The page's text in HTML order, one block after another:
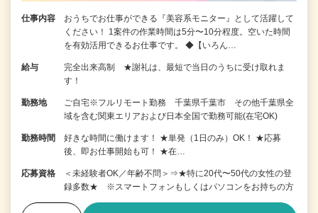
仕事内容
おうちでお仕事ができる『美容系モニター』として活躍して
ください！ 1案件の作業時間は5分〜10分程度。空いた時間
を有効活用できるお仕事です。 ◆【いろん…
給与
完全出来高制 ★謝礼は、最短で当日のうちに受け取れま
す！
勤務地
ご自宅※フルリモート勤務 千葉県千葉市 その他千葉県全
域を含む関東エリアおよび日本全国で勤務可能(在宅OK)
勤務時間
好きな時間に働けます！ ★単発（1日のみ）OK！ ★応募
後、即お仕事開始も可！ ★在…
応募資格
＜未経験者OK／年齢不問＞⇒★特に20代〜50代の女性の登
録多数★ ※スマートフォンもしくはパソコンをお持ちの方